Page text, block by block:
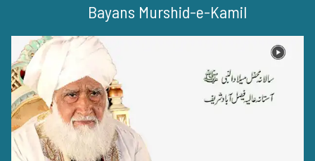
Bayans Murshid-e-Kamil